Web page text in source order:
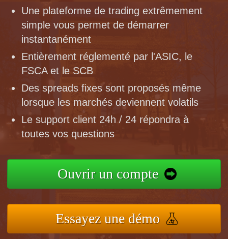
Une plateforme de trading extrêmement
simple vous permet de démarrer
instantanément
Entièrement réglementé par l'ASIC, le
FSCA et le SCB
Des spreads fixes sont proposés même
lorsque les marchés deviennent volatils
Le support client 24h / 24 répondra à
toutes vos questions
Ouvrir un compte
Essayez une démo